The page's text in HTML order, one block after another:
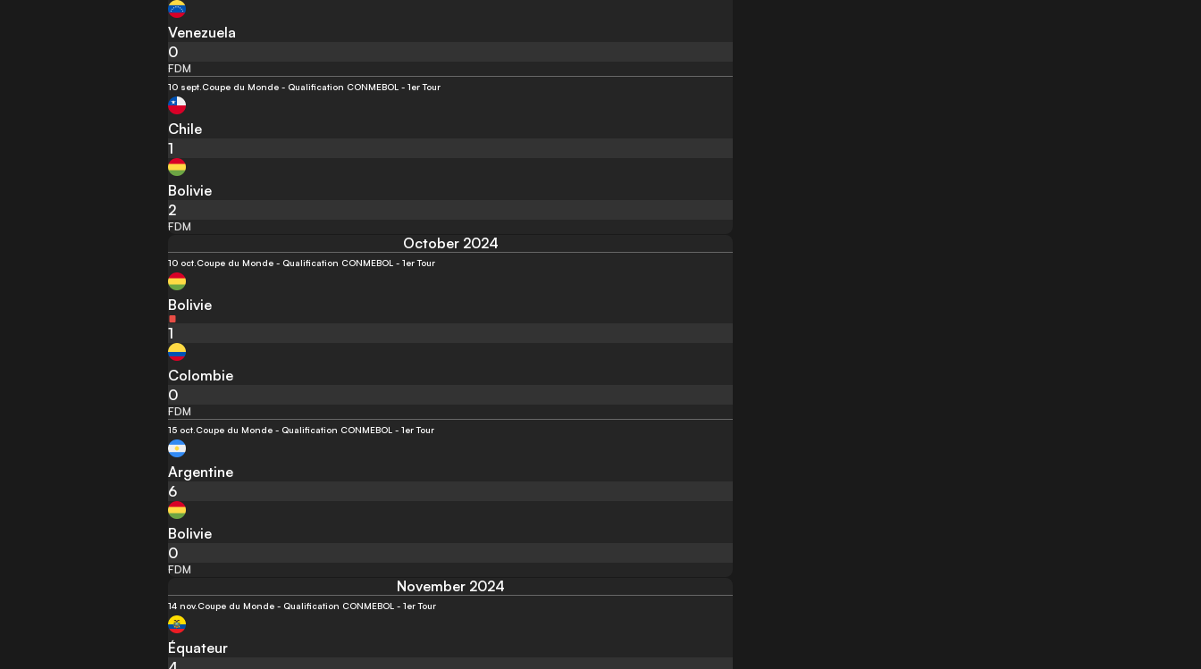
Venezuela
0
FDM
10 sept. Coupe du Monde - Qualification CONMEBOL - 1er Tour
Chile
1
Bolivie
2
FDM
October 2024
10 oct. Coupe du Monde - Qualification CONMEBOL - 1er Tour
Bolivie
1
Colombie
0
FDM
15 oct. Coupe du Monde - Qualification CONMEBOL - 1er Tour
Argentine
6
Bolivie
0
FDM
November 2024
14 nov. Coupe du Monde - Qualification CONMEBOL - 1er Tour
Équateur